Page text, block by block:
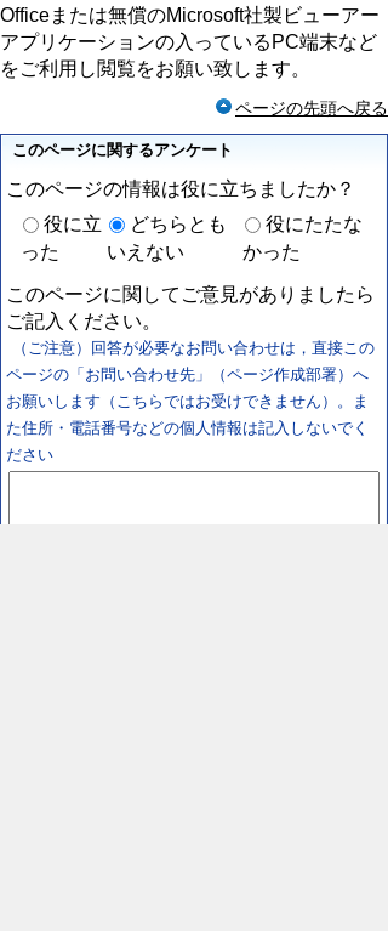
Officeまたは無償のMicrosoft社製ビューアー
アプリケーションの入っているPC端末など
をご利用し閲覧をお願い致します。
ページの先頭へ戻る
このページに関するアンケート
このページの情報は役に立ちましたか？
役に立
った
どちらとも
いえない
役にたたな
かった
このページに関してご意見がありましたら
ご記入ください。
（ご注意）回答が必要なお問い合わせは，直接この
ページの「お問い合わせ先」（ページ作成部署）へ
お願いします（こちらではお受けできません）。ま
た住所・電話番号などの個人情報は記入しないでく
ださい